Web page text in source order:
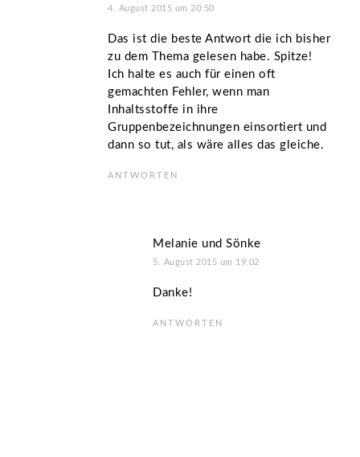
4. August 2015 um 20:50
Das ist die beste Antwort die ich bisher
zu dem Thema gelesen habe. Spitze!
Ich halte es auch für einen oft
gemachten Fehler, wenn man
Inhaltsstoffe in ihre
Gruppenbezeichnungen einsortiert und
dann so tut, als wäre alles das gleiche.
ANTWORTEN
Melanie und Sönke
5. August 2015 um 19:02
Danke!
ANTWORTEN